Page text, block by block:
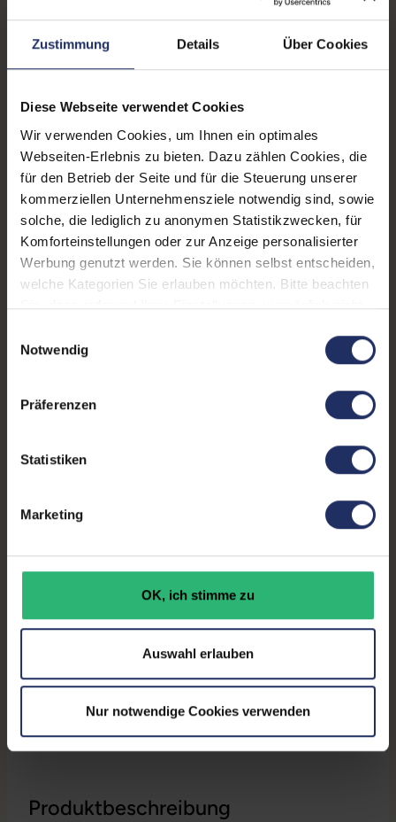
Zustimmung Details Über Cookies
Diese Webseite verwendet Cookies
Wir verwenden Cookies, um Ihnen ein optimales
Webseiten-Erlebnis zu bieten. Dazu zählen Cookies, die
für den Betrieb der Seite und für die Steuerung unserer
kommerziellen Unternehmensziele notwendig sind, sowie
solche, die lediglich zu anonymen Statistikzwecken, für
Komforteinstellungen oder zur Anzeige personalisierter
Werbung genutzt werden. Sie können selbst entscheiden,
welche Kategorien Sie erlauben möchten. Bitte beachten
Sie, dass aufgrund Ihrer Einstellungen, womöglich nicht
Weitere Informationen finden Sie in
Notwendig
Präferenzen
Statistiken
Marketing
OK, ich stimme zu
Auswahl erlauben
Nur notwendige Cookies verwenden
Produktbeschreibung
Helligkeit: 250 cd/m²
Blickwinkel: 160°/170°
Pixelabstand: 0,250 mm
Displayauflösung: 1920 x 1080 FHD
Reaktionszeit:
Stromverbrauch: 24 Watt
Displaygröße: 21,5 Zoll
Webcam:
, Neigbar,
, Schwenkbar
Touchscreen:
Bildwiederholrate: 60Hz
Partnerprogramm: Ja
GTIN/EAN: 8806085485747
210 x 504,3 x 425,4 mm
Gewicht: 4,5 kg